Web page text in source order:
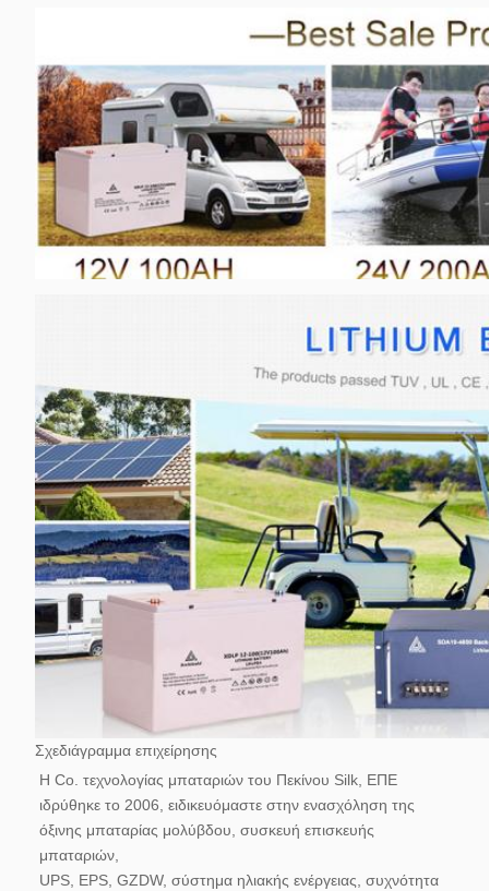
Σχεδιάγραμμα επιχείρησης
Η Co. τεχνολογίας μπαταριών του Πεκίνου Silk, ΕΠΕ
ιδρύθηκε το 2006, ειδικευόμαστε στην ενασχόληση της
όξινης μπαταρίας μολύβδου, συσκευή επισκευής
μπαταριών,
UPS, EPS, GZDW, σύστημα ηλιακής ενέργειας, συχνότητα